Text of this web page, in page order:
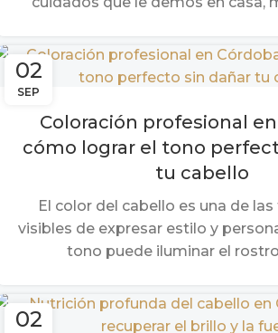
02
SEP
Coloración profesional
cómo lograr el tono
tu cabello
El color del cabello es una de
visibles de expresar estilo y
tono puede iluminar el
02